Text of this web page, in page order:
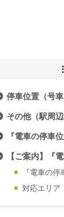
停車位置（号
その他（駅周辺
『電車の停車
【ご案内】『
『電車の
対応エリア